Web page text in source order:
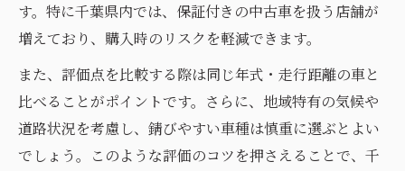
す。特に千葉県内では、保証付きの中古車を扱う店舗が
増えており、購入時のリスクを軽減できます。
また、評価点を比較する際は同じ年式・走行距離の車と
比べることがポイントです。さらに、地域特有の気候や
道路状況を考慮し、錆びやすい車種は慎重に選ぶとよい
でしょう。このような評価のコツを押さえることで、千